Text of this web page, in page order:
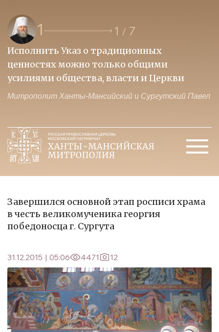
1 1 / 7
Исполнить Указ о традиционных
ценностях можно только общими
усилиями общества, власти и Церкви
Митрополит Ханты-Мансийский и Сургутский Павел
Завершился основной этап росписи храма
в честь великомученика георгия
победоносца г. Сургута
31.12.2015 | 05:06 4471 12